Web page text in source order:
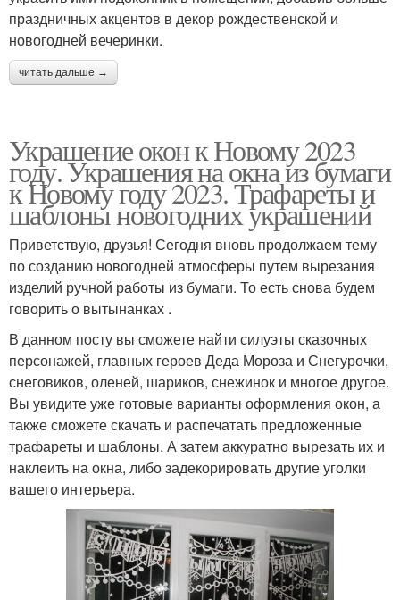
праздничных акцентов в декор рождественской и
новогодней вечеринки.
читать дальше →
Украшение окон к Новому 2023
году. Украшения на окна из бумаги
к Новому году 2023. Трафареты и
шаблоны новогодних украшений
Приветствую, друзья! Сегодня вновь продолжаем тему
по созданию новогодней атмосферы путем вырезания
изделий ручной работы из бумаги. То есть снова будем
говорить о вытынанках .
В данном посту вы сможете найти силуэты сказочных
персонажей, главных героев Деда Мороза и Снегурочки,
снеговиков, оленей, шариков, снежинок и многое другое.
Вы увидите уже готовые варианты оформления окон, а
также сможете скачать и распечатать предложенные
трафареты и шаблоны. А затем аккуратно вырезать их и
наклеить на окна, либо задекорировать другие уголки
вашего интерьера.